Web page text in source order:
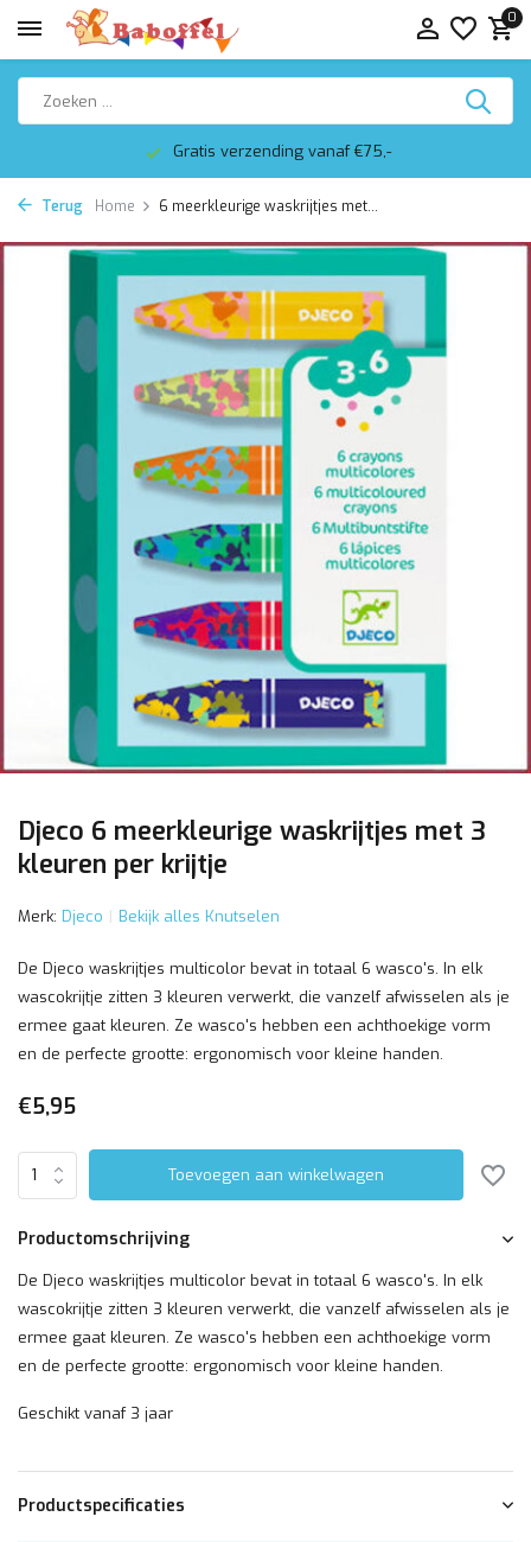
0
Gratis verzending vanaf €75,-
Terug Home 6 meerkleurige waskrijtjes met...
Djeco 6 meerkleurige waskrijtjes met 3
kleuren per krijtje
Merk: Djeco Bekijk alles Knutselen
De Djeco waskrijtjes multicolor bevat in totaal 6 wasco's. In elk
wascokrijtje zitten 3 kleuren verwerkt, die vanzelf afwisselen als je
ermee gaat kleuren. Ze wasco's hebben een achthoekige vorm
en de perfecte grootte: ergonomisch voor kleine handen.
€5,95
Toevoegen aan winkelwagen
Productomschrijving
De Djeco waskrijtjes multicolor bevat in totaal 6 wasco's. In elk
wascokrijtje zitten 3 kleuren verwerkt, die vanzelf afwisselen als je
ermee gaat kleuren. Ze wasco's hebben een achthoekige vorm
en de perfecte grootte: ergonomisch voor kleine handen.
Geschikt vanaf 3 jaar
Productspecificaties